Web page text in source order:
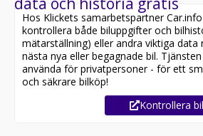
Hos Klickets samarbetspartner
kontrollera både biluppgifter och
mätarställning) eller andra viktiga data
nästa nya eller begagnade bil.
använda för privatpersoner - för ett
och säkrare bilköp!
Kontrollera